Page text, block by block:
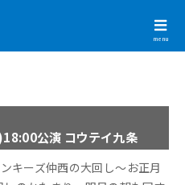
menu
公演 コウテイ九条
キーズ仲西の大回し～お正月